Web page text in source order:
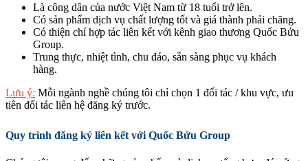
Là công dân của nước Việt Nam từ 18 tuổi trở lên.
Có sản phẩm dịch vụ chất lượng tốt và giá thành phải chăng.
Có thiện chí hợp tác liên kết với kênh giao thương Quốc Bửu
Group.
Trung thực, nhiệt tình, chu đáo, sẵn sàng phục vụ khách
hàng.
Lưu ý: Mỗi ngành nghề chúng tôi chỉ chọn 1 đối tác / khu vực, ưu
tiên đối tác liên hệ đăng ký trước.
Quy trình đăng ký liên kết với Quốc Bửu Group